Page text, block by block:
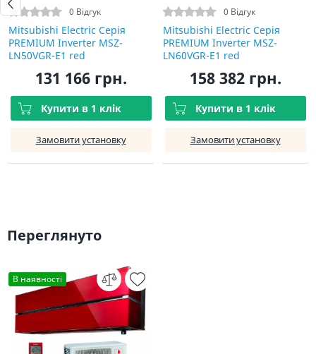
0 Відгук
Mitsubishi Electric Серія
PREMIUM Inverter MSZ-
LN50VGR-E1 red
131 166 грн.
Купити в 1 клік
Замовити установку
0 Відгук
Mitsubishi Electric Серія
PREMIUM Inverter MSZ-
LN60VGR-E1 red
158 382 грн.
Купити в 1 клік
Замовити установку
Переглянуто
В наявності